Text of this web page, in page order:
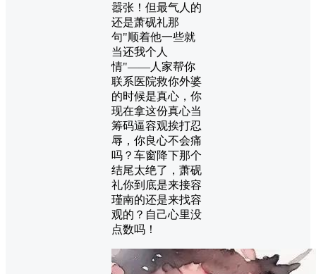
嚣张！但最气人的
还是萧砚礼那
句"顺着他一些就
当还我个人
情"——人家帮你
联系医院救你外婆
的时候是真心，你
现在拿这份真心当
筹码逼容观挨打忍
辱，你良心不会痛
吗？车窗降下那个
结尾太绝了，萧砚
礼你到底是来接容
瑾南的还是来找容
观的？自己心里没
点数吗！